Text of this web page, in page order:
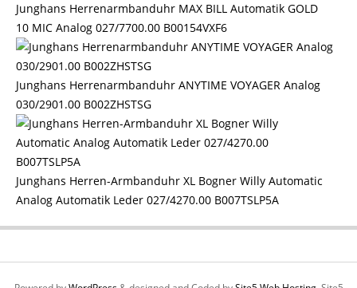
Junghans Herrenarmbanduhr MAX BILL Automatik GOLD
10 MIC Analog 027/7700.00 B00154VXF6
Junghans Herrenarmbanduhr ANYTIME VOYAGER Analog
030/2901.00 B002ZHSTSG
Junghans Herren-Armbanduhr XL Bogner Willy Automatic
Analog Automatik Leder 027/4270.00 B007TSLP5A